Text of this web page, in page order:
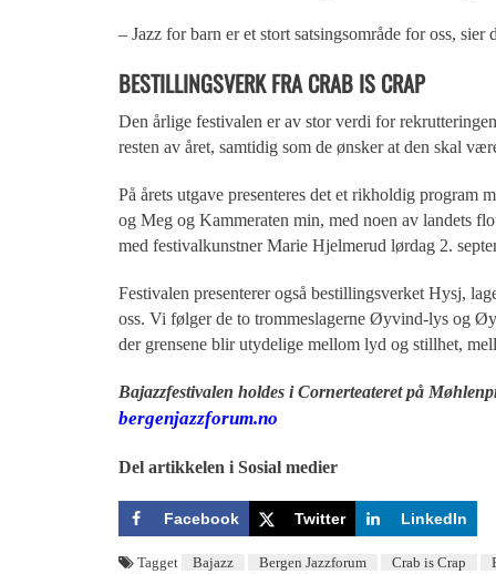
– Jazz for barn er et stort satsingsområde for oss,
BESTILLINGSVERK FRA CRAB IS CRAP
Den årlige festivalen er av stor verdi for
resten av året, samtidig som de ønsker at den skal
På årets utgave presenteres det et rikholdig program
og Meg og Kammeraten min, med noen av landets
med festivalkunstner Marie Hjelmerud lørdag 2.
Festivalen presenterer også bestillingsverket Hysj,
oss. Vi følger de to trommeslagerne Øyvind-lys og
der grensene blir utydelige mellom lyd og stillhet,
Bajazzfestivalen holdes i Cornerteateret på
bergenjazzforum.no
Del artikkelen i Sosial medier
Facebook Twitter LinkedIn
Tagget Bajazz Bergen Jazzforum Crab is Crap